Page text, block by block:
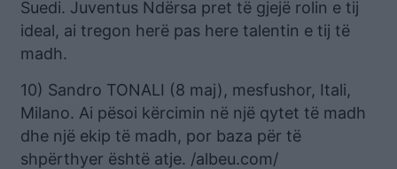
Suedi. Juventus Ndërsa pret të gjejë rolin e tij
ideal, ai tregon herë pas here talentin e tij të
madh.
10) Sandro TONALI (8 maj), mesfushor, Itali,
Milano. Ai pësoi kërcimin në një qytet të madh
dhe një ekip të madh, por baza për të
shpërthyer është atje. /albeu.com/